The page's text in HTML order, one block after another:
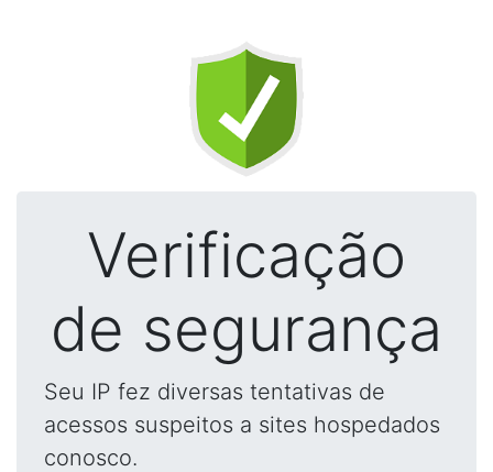
Verificação
de segurança
Seu IP fez diversas tentativas de
acessos suspeitos a sites hospedados
conosco.